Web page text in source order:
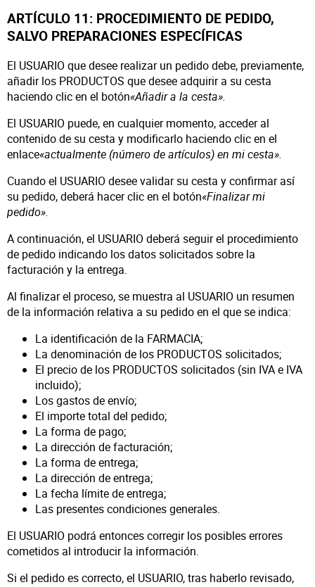
ARTÍCULO 11: PROCEDIMIENTO DE PEDIDO,
SALVO PREPARACIONES ESPECÍFICAS
El USUARIO que desee realizar un pedido debe, previamente,
añadir los PRODUCTOS que desee adquirir a su cesta
haciendo clic en el botón«Añadir a la cesta».
El USUARIO puede, en cualquier momento, acceder al
contenido de su cesta y modificarlo haciendo clic en el
enlace«actualmente (número de artículos) en mi cesta».
Cuando el USUARIO desee validar su cesta y confirmar así
su pedido, deberá hacer clic en el botón«Finalizar mi
pedido».
A continuación, el USUARIO deberá seguir el procedimiento
de pedido indicando los datos solicitados sobre la
facturación y la entrega.
Al finalizar el proceso, se muestra al USUARIO un resumen
de la información relativa a su pedido en el que se indica:
La identificación de la FARMACIA;
La denominación de los PRODUCTOS solicitados;
El precio de los PRODUCTOS solicitados (sin IVA e IVA
incluido);
Los gastos de envío;
El importe total del pedido;
La forma de pago;
La dirección de facturación;
La forma de entrega;
La dirección de entrega;
La fecha límite de entrega;
Las presentes condiciones generales.
El USUARIO podrá entonces corregir los posibles errores
cometidos al introducir la información.
Si el pedido es correcto, el USUARIO, tras haberlo revisado,